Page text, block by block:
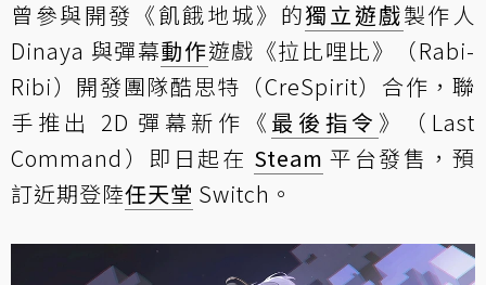
曾參與開發《飢餓地城》的獨立遊戲製作人
Dinaya 與彈幕動作遊戲《拉比哩比》（Rabi-
Ribi）開發團隊酷思特（CreSpirit）合作，聯
手推出 2D 彈幕新作《 最後指令 》（Last
Command）即日起在 Steam 平台發售，預
訂近期登陸任天堂 Switch。